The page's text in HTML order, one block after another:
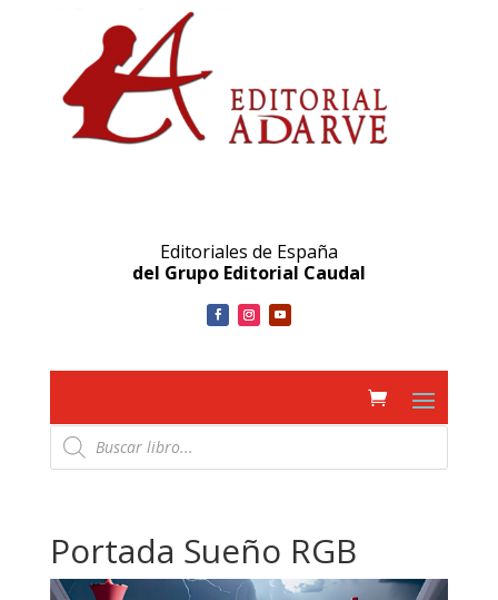
Editoriales de España
del Grupo Editorial Caudal
Búsqueda
de
productos
Portada Sueño RGB